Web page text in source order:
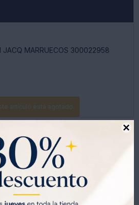

JACQ MARRUECOS 300022958
artículo está agotado.
pueden interesar